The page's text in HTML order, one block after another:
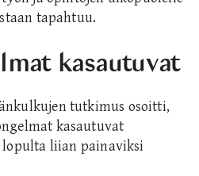
tapahtuu.
kasautuvat
tutkimus osoitti,
kasautuvat
liian painaviksi